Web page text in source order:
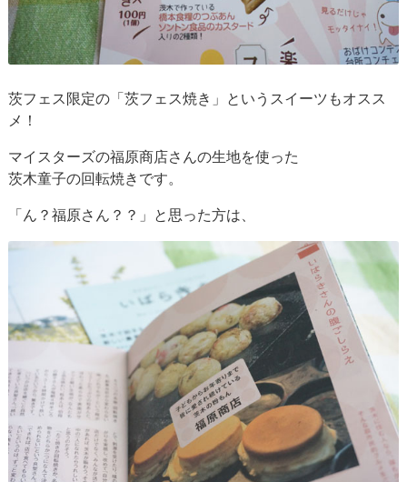
茨フェス限定の「茨フェス焼き」というスイーツもオスス
メ！
マイスターズの福原商店さんの生地を使った
茨木童子の回転焼きです。
「ん？福原さん？？」と思った方は、